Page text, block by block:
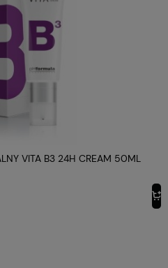
VITA B3 24H CREAM 50ML